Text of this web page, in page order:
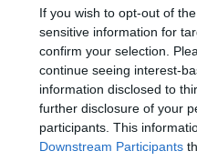
If you wish to opt-out of
sensitive information for
confirm your selection.
continue seeing interest-
information disclosed to
further disclosure of your
participants. This
Downstream Participants